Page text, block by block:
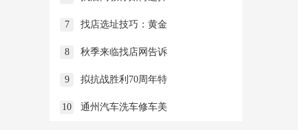
7 找店选址技巧：黄金
8 秋季来临找店网告诉
9 拟抗战胜利70周年特
10 通州汽车洗车修车美